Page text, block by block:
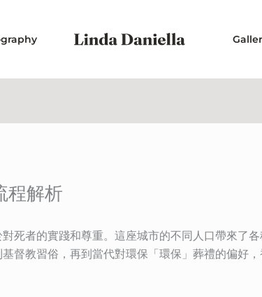
程解析
死者的實踐和尊重。這座城市的不同人口帶來了
督教習俗，再到當代對環保「環保」葬禮的偏好